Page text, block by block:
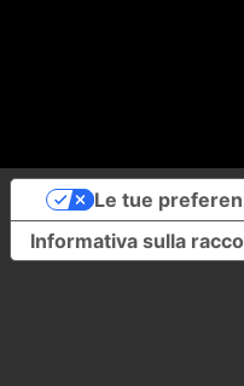
Informativa sulla
Le tue